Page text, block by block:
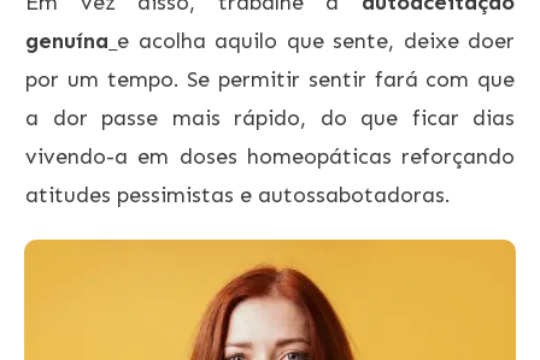
genuína e acolha aquilo que sente, deixe doer
por um tempo. Se permitir sentir fará com que
a dor passe mais rápido, do que ficar dias
vivendo-a em doses homeopáticas reforçando
atitudes pessimistas e autossabotadoras.